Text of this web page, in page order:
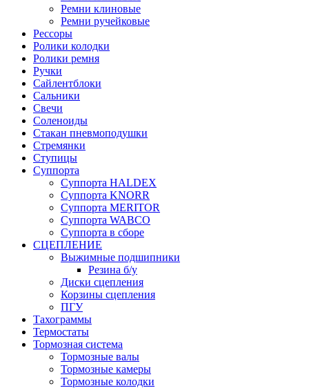
Ремни клиновые
Ремни ручейковые
Рессоры
Ролики колодки
Ролики ремня
Ручки
Сайлентблоки
Сальники
Свечи
Соленоиды
Стакан пневмоподушки
Стремянки
Ступицы
Суппорта
Суппорта HALDEX
Суппорта KNORR
Суппорта MERITOR
Суппорта WABCO
Суппорта в сборе
СЦЕПЛЕНИЕ
Выжимные подшипники
Резина б/у
Диски сцепления
Корзины сцепления
ПГУ
Тахограммы
Термостаты
Тормозная система
Тормозные валы
Тормозные камеры
Тормозные колодки